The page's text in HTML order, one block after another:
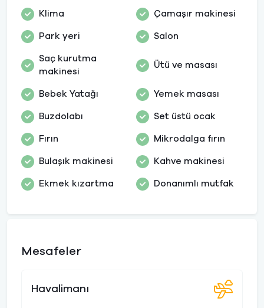
Klima Çamaşır makinesi
Park yeri Salon
Saç kurutma
makinesi
Ütü ve masası
Bebek Yatağı Yemek masası
Buzdolabı Set üstü ocak
Fırın Mikrodalga fırın
Bulaşık makinesi Kahve makinesi
Ekmek kızartma Donanımlı mutfak
Mesafeler
Havalimanı